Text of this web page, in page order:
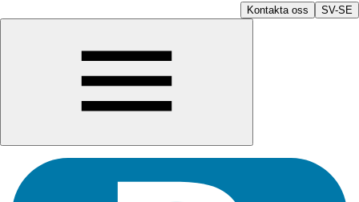
Kontakta oss SV-SE